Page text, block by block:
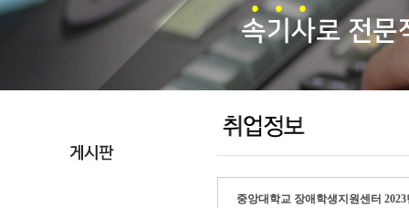
중앙대학교 장애학생지원센터